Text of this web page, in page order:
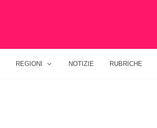
REGIONI NOTIZIE RUBRICHE